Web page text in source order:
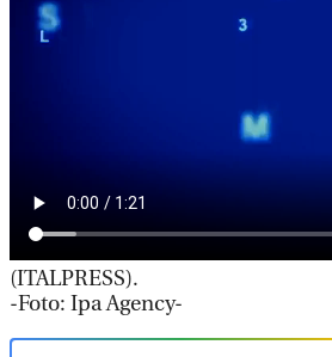
(ITALPRESS).
-Foto: Ipa Agency-